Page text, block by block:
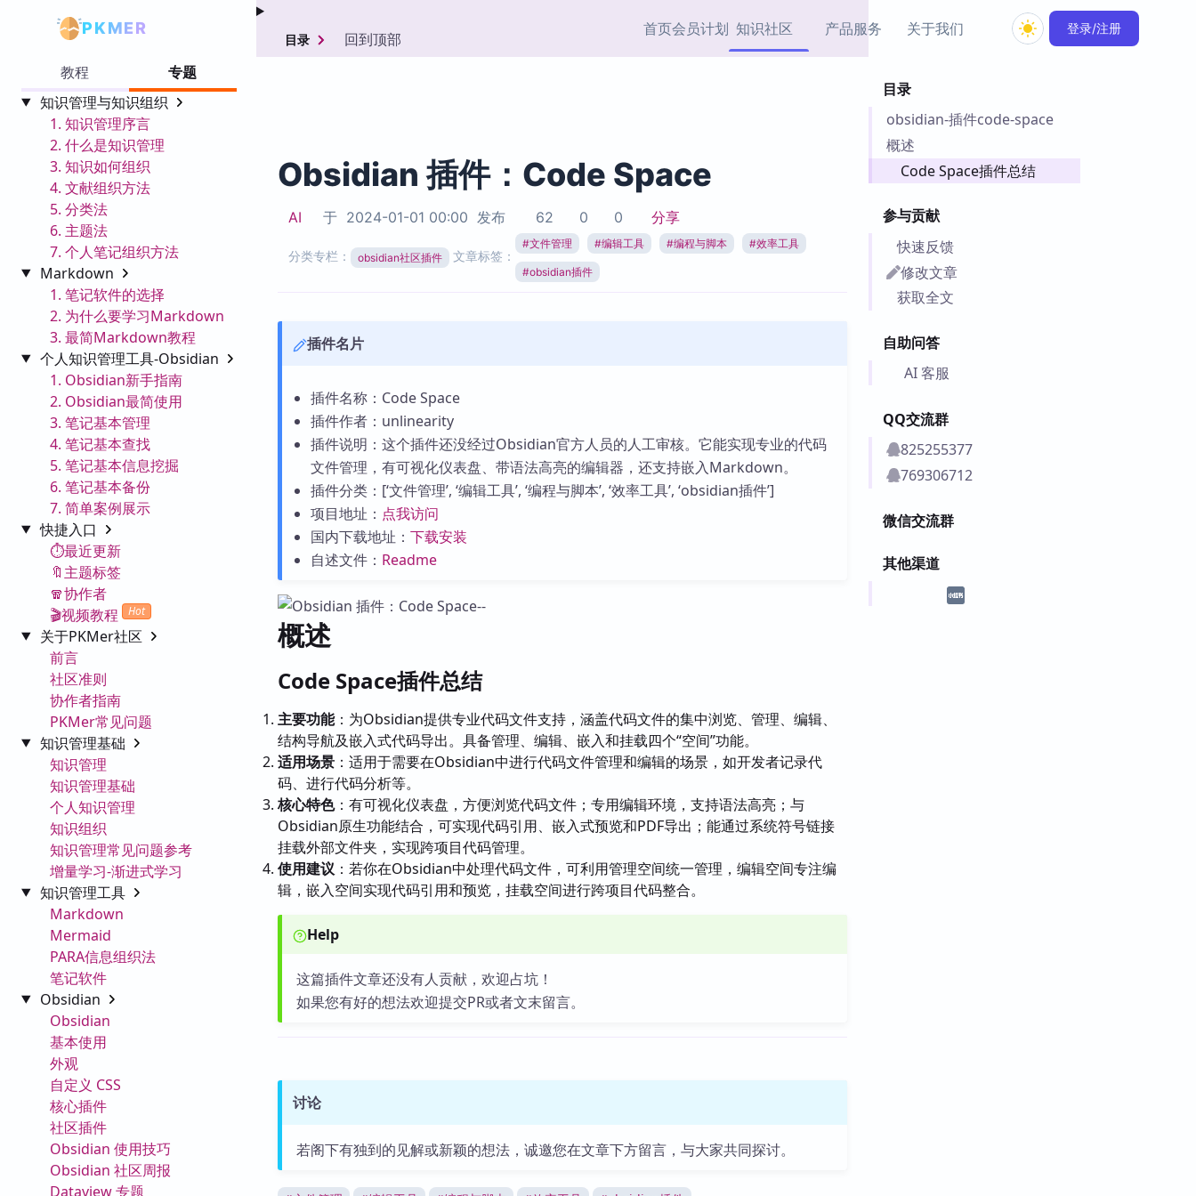
PKMER 首页会员计划 知识社区
协作者
热门链接 Top5
产品服务
载
加速访问 Obsidian 官方
市场
Zotero 插件
PKMer 出品的闪念笔记
插件
Obsidian 教程
关于我们 登录/注册
教程
专题
知识管理与知识组织
1. 知识管理序言
2. 什么是知识管理
3. 知识如何组织
4. 文献组织方法
5. 分类法
6. 主题法
7. 个人笔记组织方法
Markdown
1. 笔记软件的选择
2. 为什么要学习Markdown
3. 最简Markdown教程
个人知识管理工具-Obsidian
1. Obsidian新手指南
2. Obsidian最简使用
3. 笔记基本管理
4. 笔记基本查找
5. 笔记基本信息挖掘
6. 笔记基本备份
7. 简单案例展示
快捷入口
⏱️最近更新
🔖主题标签
🧣协作者
🎬视频教程
Hot
关于PKMer社区
前言
社区准则
协作者指南
PKMer常见问题
知识管理基础
知识管理
知识管理基础
个人知识管理
知识组织
知识管理常见问题参考
增量学习-渐进式学习
知识管理工具
Markdown
Mermaid
PARA信息组织法
笔记软件
Obsidian
Obsidian
基本使用
外观
自定义 CSS
核心插件
社区插件
Obsidian 使用技巧
Obsidian 社区周报
Dataview 专题
目录
obsidian-插件code-space
概述
Code Space插件总结
参与贡献
快速反馈
修改文章
获取全文
自助问答
AI 客服
QQ交流群
825255377
769306712
微信交流群
其他渠道
目录 回到顶部
Obsidian 插件：Code Space
AI 于 2024-01-01 00:00 发布 62 0 0 分享
分类专栏： obsidian社区插件 文章标签：
#文件管理 #编辑工具 #编程与脚本 #效率工具
#obsidian插件
插件名片
插件名称：Code Space
插件作者：unlinearity
插件说明：这个插件还没经过Obsidian官方人员的人工审核。它能实现专业的代码
文件管理，有可视化仪表盘、带语法高亮的编辑器，还支持嵌入Markdown。
插件分类：[‘文件管理’, ‘编辑工具’, ‘编程与脚本’, ‘效率工具’, ‘obsidian插件’]
项目地址： 点我访问
国内下载地址： 下载安装
自述文件： Readme
概述
Code Space插件总结
主要功能：为Obsidian提供专业代码文件支持，涵盖代码文件的集中浏览、管理、编辑、
结构导航及嵌入式代码导出。具备管理、编辑、嵌入和挂载四个“空间”功能。
适用场景 ：适用于需要在Obsidian中进行代码文件管理和编辑的场景，如开发者记录代
码、进行代码分析等。
核心特色：有可视化仪表盘，方便浏览代码文件；专用编辑环境，支持语法高亮；与
Obsidian原生功能结合，可实现代码引用、嵌入式预览和PDF导出；能通过系统符号链接
挂载外部文件夹，实现跨项目代码管理。
使用建议 ：若你在Obsidian中处理代码文件，可利用管理空间统一管理，编辑空间专注编
辑，嵌入空间实现代码引用和预览，挂载空间进行跨项目代码整合。
Help
这篇插件文章还没有人贡献，欢迎占坑！
如果您有好的想法欢迎提交PR或者文末留言。
讨论
若阁下有独到的见解或新颖的想法，诚邀您在文章下方留言，与大家共同探讨。